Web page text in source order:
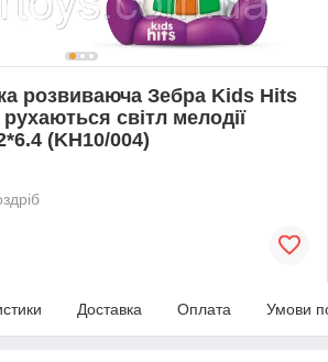
розвиваюча Зебра Kids Hits
світл мелодії
(KH10/004)
Доставка Оплата Умови